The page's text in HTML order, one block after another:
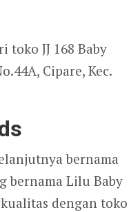
toko JJ 168 Baby
Cipare, Kec.
bernama
bernama Lilu Baby
dengan toko